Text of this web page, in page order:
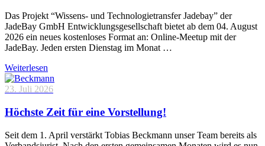
Das Projekt “Wissens- und Technologietransfer Jadebay” der
JadeBay GmbH Entwicklungsgesellschaft bietet ab dem 04. August
2026 ein neues kostenloses Format an: Online-Meetup mit der
JadeBay. Jeden ersten Dienstag im Monat …
Weiterlesen
23. Juli 2026
Höchste Zeit für eine Vorstellung!
Seit dem 1. April verstärkt Tobias Beckmann unser Team bereits als